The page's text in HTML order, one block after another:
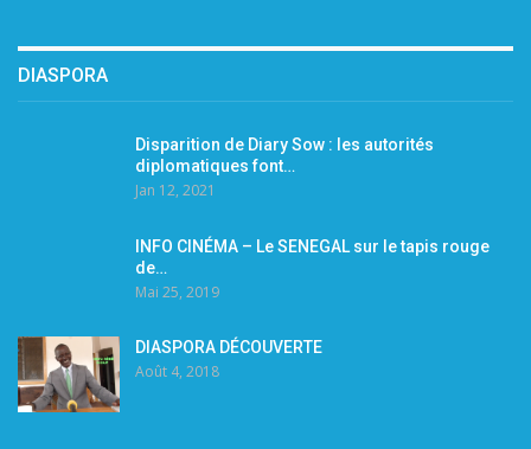
DIASPORA
Disparition de Diary Sow : les autorités
diplomatiques font…
Jan 12, 2021
INFO CINÉMA – Le SENEGAL sur le tapis rouge
de…
Mai 25, 2019
DIASPORA DÉCOUVERTE
Août 4, 2018